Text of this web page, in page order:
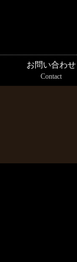
お問い合わせ
Contact